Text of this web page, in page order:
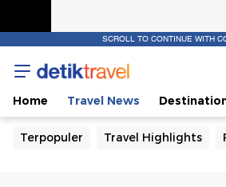
SCROLL TO CONTINUE WITH
Home Travel News
Terpopuler Travel Highlights